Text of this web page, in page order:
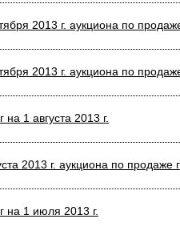
2013 г. аукциона по
2013 г. аукциона по
1 августа 2013 г.
2013 г. аукциона по
на 1 июля 2013 г.